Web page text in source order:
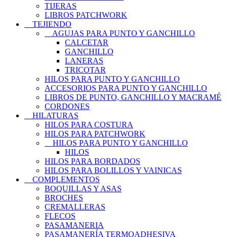
TIJERAS
LIBROS PATCHWORK
TEJIENDO
AGUJAS PARA PUNTO Y GANCHILLO
CALCETAR
GANCHILLO
LANERAS
TRICOTAR
HILOS PARA PUNTO Y GANCHILLO
ACCESORIOS PARA PUNTO Y GANCHILLO
LIBROS DE PUNTO, GANCHILLO Y MACRAMÉ
CORDONES
HILATURAS
HILOS PARA COSTURA
HILOS PARA PATCHWORK
HILOS PARA PUNTO Y GANCHILLO
HILOS
HILOS PARA BORDADOS
HILOS PARA BOLILLOS Y VAINICAS
COMPLEMENTOS
BOQUILLAS Y ASAS
BROCHES
CREMALLERAS
FLECOS
PASAMANERIA
PASAMANERÍA TERMOADHESIVA